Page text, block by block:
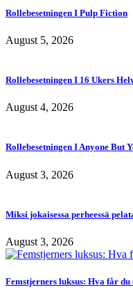
Rollebesetningen I Pulp Fiction
August 5, 2026
Rollebesetningen I 16 Ukers
August 4, 2026
Rollebesetningen I Anyone But
August 3, 2026
Miksi jokaisessa perheessä
August 3, 2026
Femstjerners luksus: Hva får du